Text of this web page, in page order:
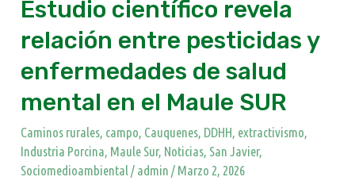
Estudio científico revela
relación entre pesticidas y
enfermedades de salud
mental en el Maule SUR
Caminos rurales, campo, Cauquenes, DDHH, extractivismo,
Industria Porcina, Maule Sur, Noticias, San Javier,
Sociomedioambiental/ admin/ Marzo 2, 2026
salud
mental
en
el
Maule